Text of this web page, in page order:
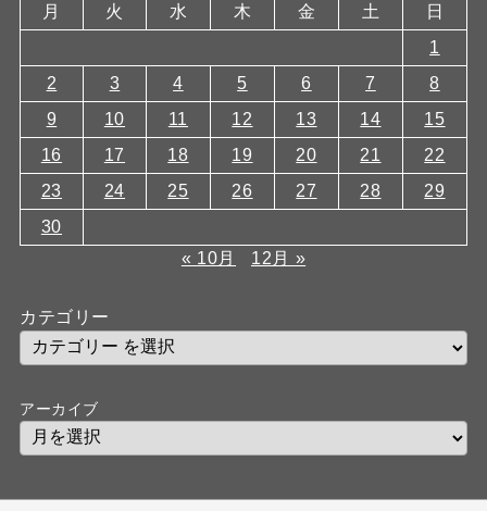
月
火 水 木 金 土
日
1
2
3 4 5 6 7
8
9
10 11 12 13 14
15
16
17 18 19 20 21
22
23
24 25 26 27 28
29
30
« 10月
12月 »
カテゴリー
アーカイブ